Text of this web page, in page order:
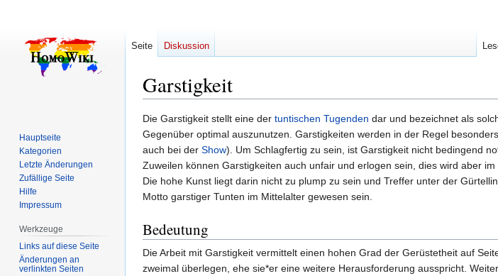
Garstigkeit
Zur
Navigation
springen
Zur
Suche
springen
Die Garstigkeit stellt eine der tuntischen Tugenden dar und bezeichnet als
Gegenüber optimal auszunutzen. Garstigkeiten werden in der Regel
auch bei der Show). Um Schlagfertig zu sein, ist Garstigkeit nicht bedingend
Zuweilen können Garstigkeiten auch unfair und erlogen sein, dies wird aber
Die hohe Kunst liegt darin nicht zu plump zu sein und Treffer unter der
Motto garstiger Tunten im Mittelalter gewesen sein.
Bedeutung
Die Arbeit mit Garstigkeit vermittelt einen hohen Grad der Gerüstetheit auf
zweimal überlegen, ehe sie*er eine weitere Herausforderung ausspricht.
Seite Diskussion
Hauptseite
Kategorien
Letzte Änderungen
Zufällige Seite
Hilfe
Impressum
Werkzeuge
Links auf diese Seite
Änderungen an
verlinkten Seiten